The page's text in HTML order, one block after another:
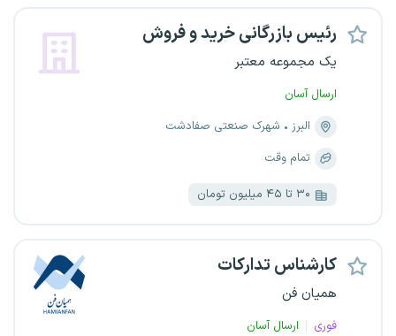
رئیس بازرگانی خرید و فروش
یک مجموعه معتبر
ارسال آسان
البرز
شهرک صنعتی صفادشت
تمام وقت
۳۰ تا ۴۵ میلیون تومان
کارشناس تدارکات
همیان فن
فوری
ارسال آسان